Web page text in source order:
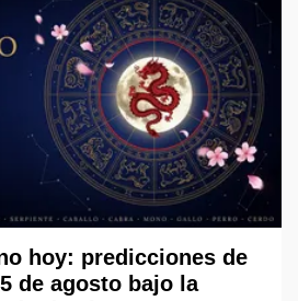
hoy: predicciones de
de agosto bajo la